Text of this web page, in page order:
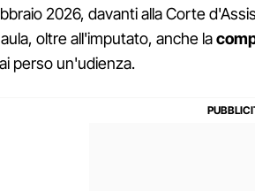
2026, davanti alla Corte
oltre all'imputato, anche la
perso un'udienza.